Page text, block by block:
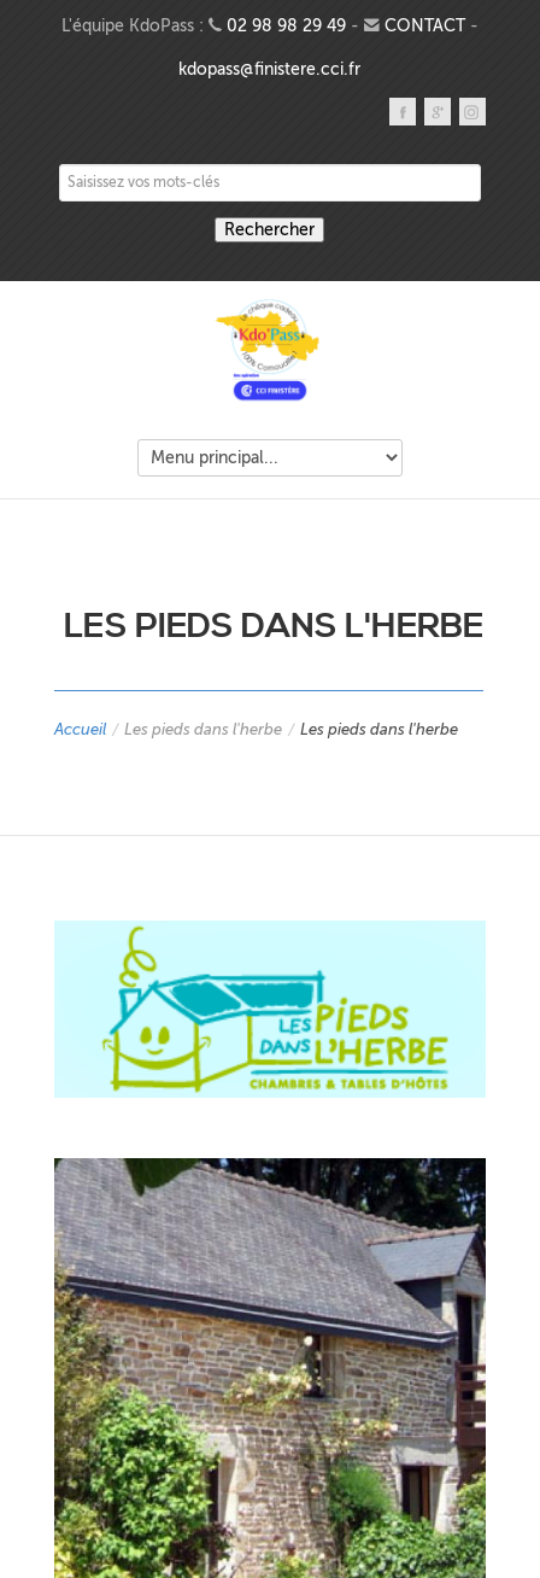
Aller au contenu principal
L'équipe KdoPass : 02 98 98 29 49- CONTACT-
kdopass@finistere.cci.fr
Saisissez vos mots-clés
LES PIEDS DANS L'HERBE
Accueil / Les pieds dans l'herbe / Les pieds dans l'herbe